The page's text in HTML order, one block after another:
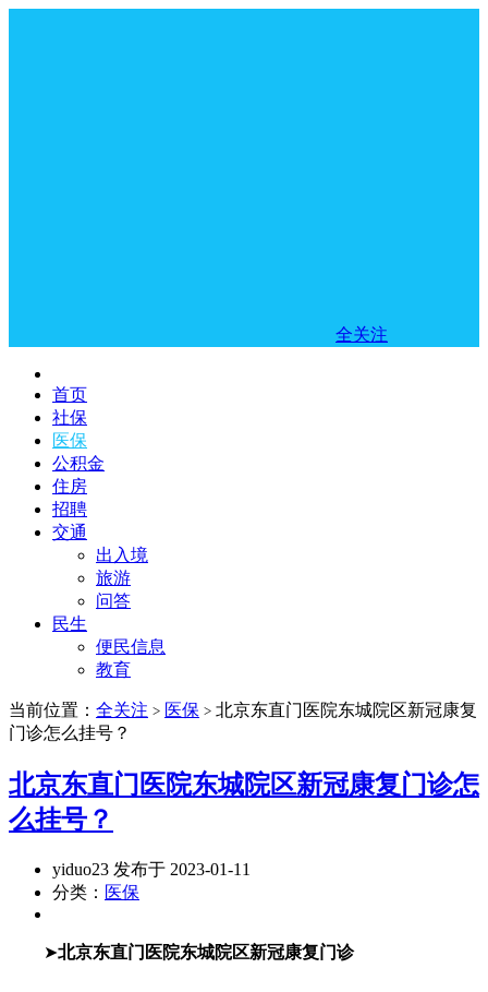
全关注
首页
社保
医保
公积金
住房
招聘
交通
出入境
旅游
问答
民生
便民信息
教育
当前位置： 全关注 > 医保 > 北京东直门医院东城院区新冠康复
门诊怎么挂号？
北京东直门医院东城院区新冠康复门诊怎
么挂号？
yiduo23 发布于 2023-01-11
分类： 医保
➤北京东直门医院东城院区新冠康复门诊